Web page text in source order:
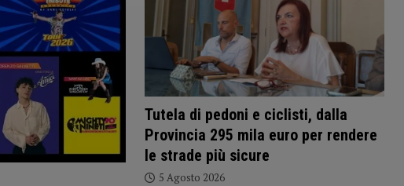
Tutela di pedoni e ciclisti, dalla
Provincia 295 mila euro per rendere
le strade più sicure
5 Agosto 2026